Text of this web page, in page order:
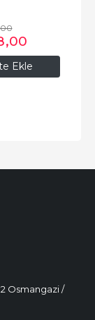
Ekle
,00
Osmangazi /